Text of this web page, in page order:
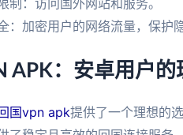
：加密用户的网络流量，保护隐
APK：安卓用户的
国vpn apk提供了一个理想的